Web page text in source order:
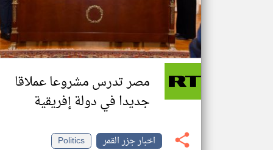
مصر تدرس مشروعا عملاقا
جديدا في دولة إفريقية
اخبار جزر القمر
Politics